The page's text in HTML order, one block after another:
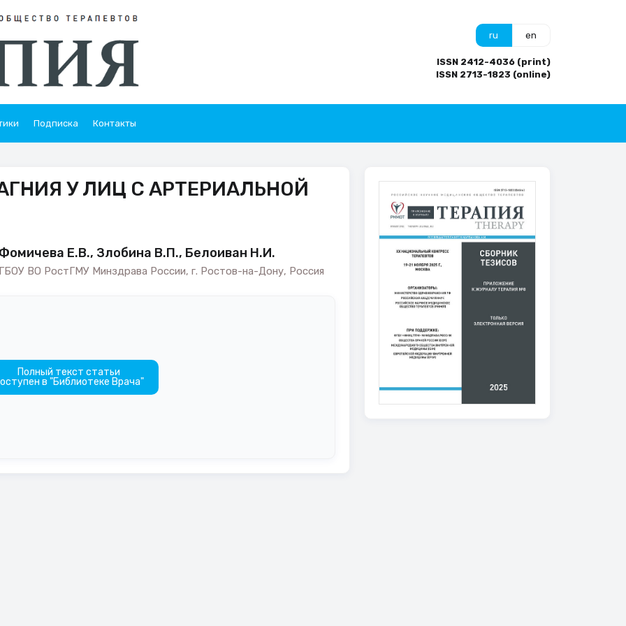
ru en
ISSN 2412-4036 (print)
ISSN 2713-1823 (online)
Подписка Контакты
У ЛИЦ С АРТЕРИАЛЬНОЙ
Е.В., Злобина В.П., Белоиван Н.И.
ВО РостГМУ Минздрава России, г. Ростов-на-Дону, Россия
Полный текст статьи
в "Библиотеке Врача"